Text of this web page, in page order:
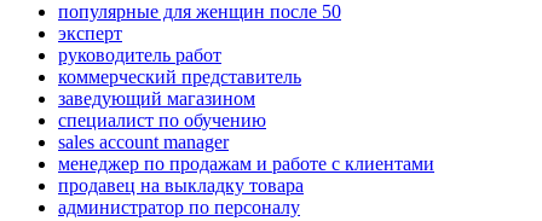
популярные для женщин после 50
эксперт
руководитель работ
коммерческий представитель
заведующий магазином
специалист по обучению
sales account manager
менеджер по продажам и работе с клиентами
продавец на выкладку товара
администратор по персоналу